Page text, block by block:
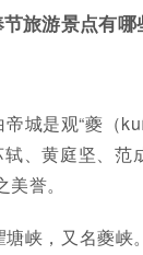
旅游景点有哪
城是观“夔（
、黄庭坚、
誉。
峡，又名夔峡